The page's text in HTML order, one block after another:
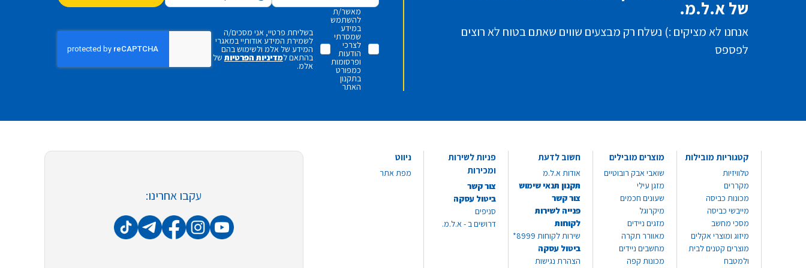
של א.ל.מ.
אנחנו לא מציקים :) נשלח רק מבצעים שווים שאתם בטוח לא רוצים
לפספס
מאשר/ת
להשתמש
במידע
שמסרתי
לצרכי
הודעות
ופרסומות
כמפורט
בתקנון
האתר
בשליחת פרטיי, אני מסכים/ה
לשמירת המידע אודותיי במאגרי
המידע של אלמ ולשימוש בהם
בהתאם למדיניות הפרטיות של
אלמ.
קטגוריות מובילות
טלוויזיות
מקררים
מכונות כביסה
מייבשי כביסה
מסכי מחשב
מיזוג ומוצרי אקלים
מוצרים קטנים לבית
ולמטבח
מוצרים מובילים
שואבי אבק רובוטיים
מזגן עילי
שעונים חכמים
מיקרוגל
מזגים ניידים
מאוורר תקרה
מחשבים ניידים
מכונות קפה
חשוב לדעת
אודות א.ל.מ
תקנון תנאי שימוש
צור קשר
פנייה לשירות
לקוחות
שירות לקוחות 8999*
ביטול עסקה
הצהרת נגישות
פניות לשירות
ומכירות
צור קשר
ביטול עסקה
סניפים
דרושים ב - א.ל.מ.
ניווט
מפת אתר
עקבו אחרינו: